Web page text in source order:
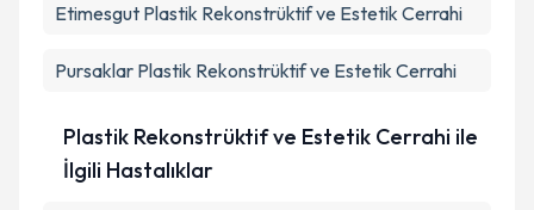
Etimesgut Plastik Rekonstrüktif ve Estetik Cerrahi
Pursaklar Plastik Rekonstrüktif ve Estetik Cerrahi
Plastik Rekonstrüktif ve Estetik Cerrahi ile
İlgili Hastalıklar